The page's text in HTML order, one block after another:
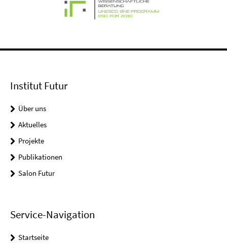
Institut Futur
Über uns
Aktuelles
Projekte
Publikationen
Salon Futur
Service-Navigation
Startseite